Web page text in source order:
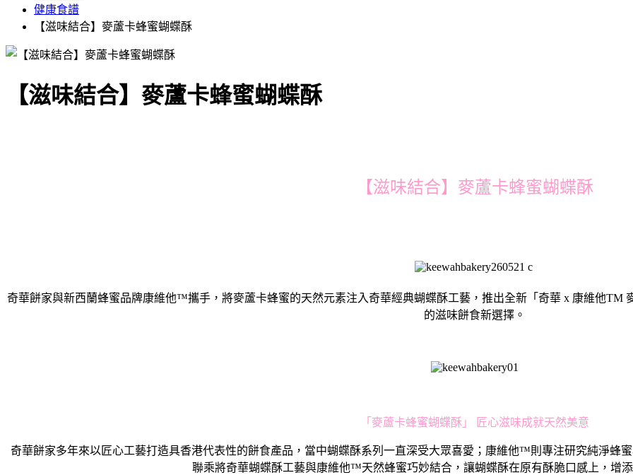
健康食譜
【滋味結合】麥蘆卡蜂蜜蝴蝶酥
【滋味結合】麥蘆卡蜂蜜蝴蝶酥
【滋味結合】麥蘆卡蜂蜜蝴蝶酥
奇華餅家與新西蘭蜂蜜品牌康維他™攜手，將麥蘆卡蜂蜜的天然元素注入奇華經典蝴蝶酥工藝，推出全新「奇華 x 康維他TM
的滋味餅食新選擇。
「麥蘆卡蜂蜜蝴蝶酥」 匠心滋味成就天然美意
奇華餅家多年來以匠心工藝打造具香港代表性的餅食產品，當中蝴蝶酥系列一直深受大眾喜愛；康維他™則專注研究純淨蜂
聯乘將奇華蝴蝶酥工藝與康維他™天然蜂蜜巧妙結合，讓蝴蝶酥在原有酥脆口感上，增